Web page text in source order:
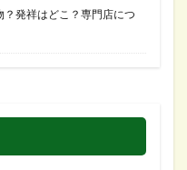
発祥はどこ？専門店につ